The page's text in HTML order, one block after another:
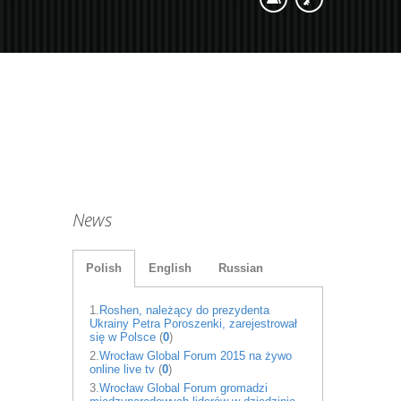
News
Polish English Russian
1. Roshen, należący do prezydenta
Ukrainy Petra Poroszenki, zarejestrował
się w Polsce (0)
2.Wrocław Global Forum 2015 na żywo
online live tv (0)
3.Wrocław Global Forum gromadzi